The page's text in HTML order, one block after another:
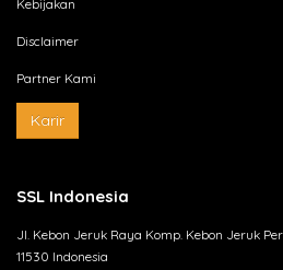
Kebijakan
Disclaimer
Partner Kami
Karir
SSL Indonesia
Jl. Kebon Jeruk Raya Komp. Kebon Jeruk
11530 Indonesia